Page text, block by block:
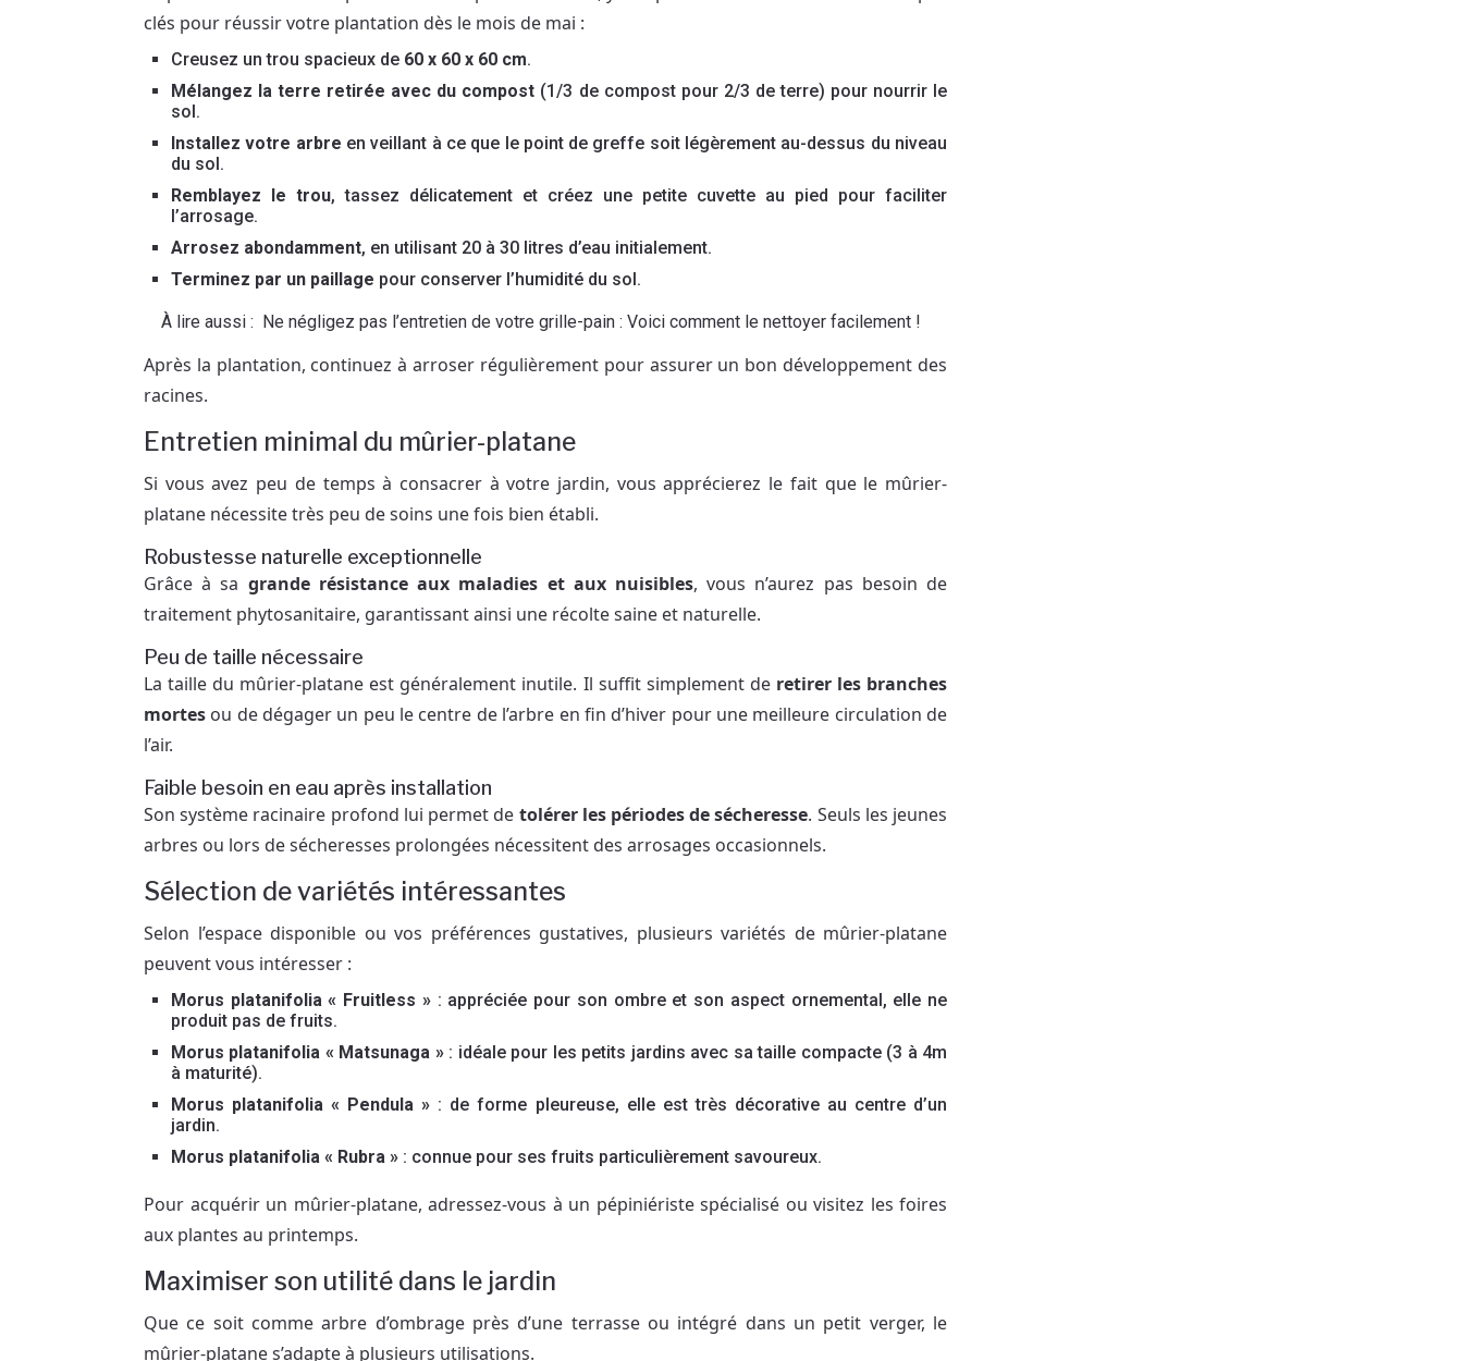
clés pour réussir votre plantation dès le mois de mai :
Creusez un trou spacieux de 60 x 60 x 60 cm.
Mélangez la terre retirée avec du compost (1/3 de compost pour 2/3 de terre) pour nourrir le
sol.
Installez votre arbre en veillant à ce que le point de greffe soit légèrement au-dessus du niveau
du sol.
Remblayez le trou, tassez délicatement et créez une petite cuvette au pied pour faciliter
l’arrosage.
Arrosez abondamment, en utilisant 20 à 30 litres d’eau initialement.
Terminez par un paillage pour conserver l’humidité du sol.
À lire aussi : Ne négligez pas l’entretien de votre grille-pain : Voici comment le nettoyer facilement !
Après la plantation, continuez à arroser régulièrement pour assurer un bon développement des
racines.
Entretien minimal du mûrier-platane
Si vous avez peu de temps à consacrer à votre jardin, vous apprécierez le fait que le mûrier-
platane nécessite très peu de soins une fois bien établi.
Robustesse naturelle exceptionnelle
Grâce à sa grande résistance aux maladies et aux nuisibles, vous n’aurez pas besoin de
traitement phytosanitaire, garantissant ainsi une récolte saine et naturelle.
Peu de taille nécessaire
La taille du mûrier-platane est généralement inutile. Il suffit simplement de retirer les branches
mortes ou de dégager un peu le centre de l’arbre en fin d’hiver pour une meilleure circulation de
l’air.
Faible besoin en eau après installation
Son système racinaire profond lui permet de tolérer les périodes de sécheresse. Seuls les jeunes
arbres ou lors de sécheresses prolongées nécessitent des arrosages occasionnels.
Sélection de variétés intéressantes
Selon l’espace disponible ou vos préférences gustatives, plusieurs variétés de mûrier-platane
peuvent vous intéresser :
Morus platanifolia « Fruitless »: appréciée pour son ombre et son aspect ornemental, elle ne
produit pas de fruits.
Morus platanifolia « Matsunaga »: idéale pour les petits jardins avec sa taille compacte (3 à 4m
à maturité).
Morus platanifolia « Pendula » : de forme pleureuse, elle est très décorative au centre d’un
jardin.
Morus platanifolia « Rubra » : connue pour ses fruits particulièrement savoureux.
Pour acquérir un mûrier-platane, adressez-vous à un pépiniériste spécialisé ou visitez les foires
aux plantes au printemps.
Maximiser son utilité dans le jardin
Que ce soit comme arbre d’ombrage près d’une terrasse ou intégré dans un petit verger, le
mûrier-platane s’adapte à plusieurs utilisations.